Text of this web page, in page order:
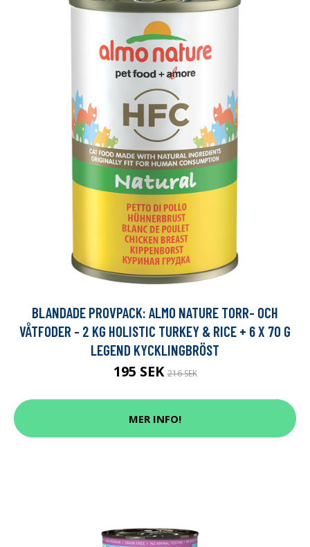
BLANDADE PROVPACK: ALMO NATURE TORR- OCH
VÅTFODER - 2 KG HOLISTIC TURKEY & RICE + 6 X 70 G
LEGEND KYCKLINGBRÖST
195 SEK216 SEK
MER INFO!